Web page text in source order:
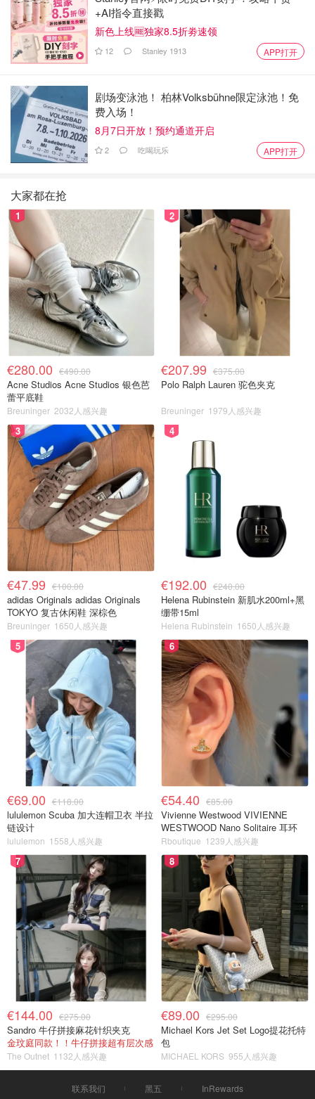
+AI指令直接戳
新色上线🆓独家8.5折劵速领
12 Stanley 1913 APP打开
剧场变泳池！ 柏林Volksbühne限定泳池！免
费入场！
8月7日开放！预约通道开启
2 吃喝玩乐 APP打开
大家都在抢
1
€280.00 €490.00
Acne Studios Acne Studios 银色芭
蕾平底鞋
Breuninger 2032人感兴趣
2
€207.99 €375.00
Polo Ralph Lauren 驼色夹克
Breuninger 1979人感兴趣
3
€47.99 €100.00
adidas Originals adidas Originals
TOKYO 复古休闲鞋 深棕色
Breuninger 1650人感兴趣
4
€192.00 €240.00
Helena Rubinstein 新肌水200ml+黑
绷带15ml
Helena Rubinstein 1650人感兴趣
5
€69.00 €118.00
lululemon Scuba 加大连帽卫衣 半拉
链设计
lululemon 1558人感兴趣
6
€54.40 €85.00
Vivienne Westwood VIVIENNE
WESTWOOD Nano Solitaire 耳环
Rboutique 1239人感兴趣
7
€144.00 €275.00
Sandro 牛仔拼接麻花针织夹克
金玟庭同款！！牛仔拼接超有层次感
The Outnet 1132人感兴趣
8
€89.00 €295.00
Michael Kors Jet Set Logo提花托特
包
MICHAEL KORS 955人感兴趣
联系我们 黑五 InRewards